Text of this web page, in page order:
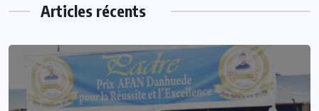
Articles récents